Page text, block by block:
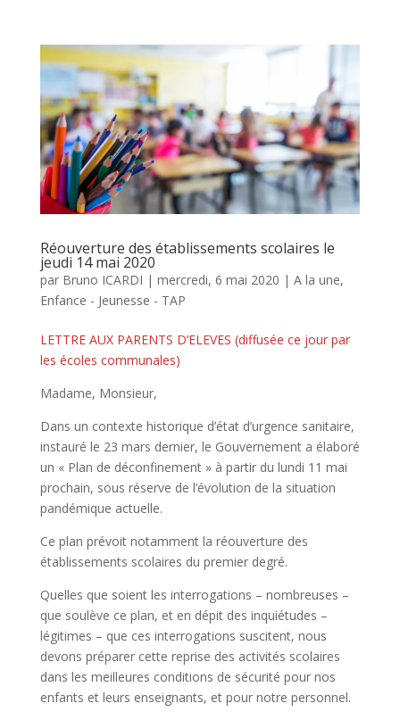
Réouverture des établissements scolaires le
jeudi 14 mai 2020
par Bruno ICARDI | mercredi, 6 mai 2020 | A la une,
Enfance - Jeunesse - TAP
LETTRE AUX PARENTS D’ELEVES (diffusée ce jour par
les écoles communales)
Madame, Monsieur,
Dans un contexte historique d’état d’urgence sanitaire,
instauré le 23 mars dernier, le Gouvernement a élaboré
un « Plan de déconfinement » à partir du lundi 11 mai
prochain, sous réserve de l’évolution de la situation
pandémique actuelle.
Ce plan prévoit notamment la réouverture des
établissements scolaires du premier degré.
Quelles que soient les interrogations – nombreuses –
que soulève ce plan, et en dépit des inquiétudes –
légitimes – que ces interrogations suscitent, nous
devons préparer cette reprise des activités scolaires
dans les meilleures conditions de sécurité pour nos
enfants et leurs enseignants, et pour notre personnel.